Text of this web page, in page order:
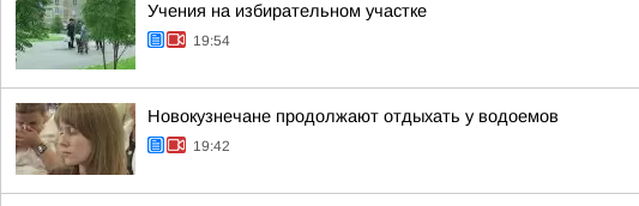
Учения на избирательном участке
19:54
Новокузнечане продолжают отдыхать у водоемов
19:42